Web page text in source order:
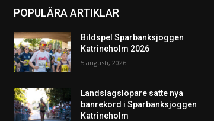
POPULÄRA ARTIKLAR
Bildspel Sparbanksjoggen
Katrineholm 2026
5 augusti, 2026
Landslagslöpare satte nya
banrekord i Sparbanksjoggen
Katrineholm